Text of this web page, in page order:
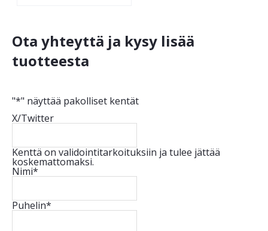
Ota yhteyttä ja kysy lisää
tuotteesta
"*" näyttää pakolliset kentät
X/Twitter
Kenttä on validointitarkoituksiin ja tulee jättää
koskemattomaksi.
Nimi*
Puhelin*